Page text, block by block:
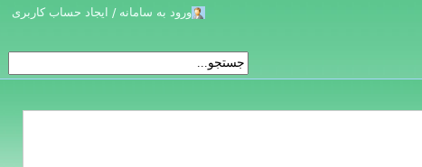
ورود به سامانه / ایجاد حساب کاربری